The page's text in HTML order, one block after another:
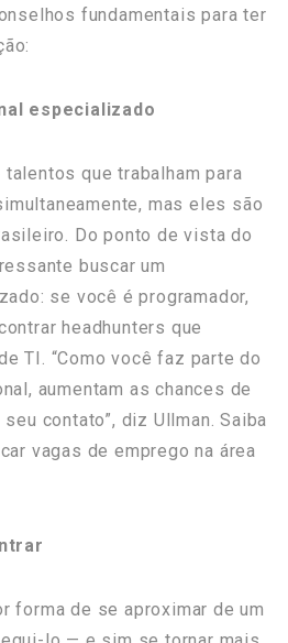
fundamentais para ter
especializado
que trabalham para
mas eles são
Do ponto de vista do
buscar um
se você é programador,
headhunters que
TI. “Como você faz parte do
aumentam as chances de
contato”, diz Ullman. Saiba
vagas de emprego na área
forma de se aproximar de um